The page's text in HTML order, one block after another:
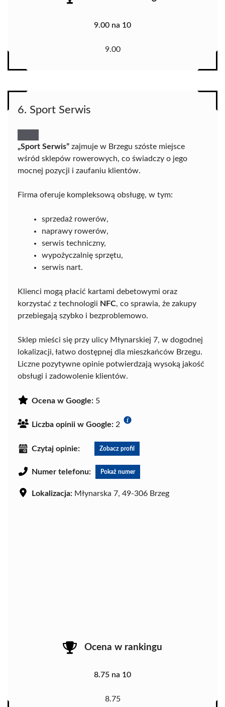
9.00 na 10
9.00
6. Sport Serwis
„Sport Serwis” zajmuje w Brzegu szóste miejsce
wśród sklepów rowerowych, co świadczy o jego
mocnej pozycji i zaufaniu klientów.
Firma oferuje kompleksową obsługę, w tym:
sprzedaż rowerów,
naprawy rowerów,
serwis techniczny,
wypożyczalnię sprzętu,
serwis nart.
Klienci mogą płacić kartami debetowymi oraz
korzystać z technologii NFC, co sprawia, że zakupy
przebiegają szybko i bezproblemowo.
Sklep mieści się przy ulicy Młynarskiej 7, w dogodnej
lokalizacji, łatwo dostępnej dla mieszkańców Brzegu.
Liczne pozytywne opinie potwierdzają wysoką jakość
obsługi i zadowolenie klientów.
Ocena w Google: 5
Liczba opinii w Google: 2
Czytaj opinie: Zobacz profil
Numer telefonu: Pokaż numer
Lokalizacja: Młynarska 7, 49-306 Brzeg
Ocena w rankingu
8.75 na 10
8.75